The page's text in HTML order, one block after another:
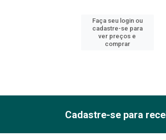
Faça seu login ou
cadastre-se para
ver preços e
comprar
Cadastre-se para